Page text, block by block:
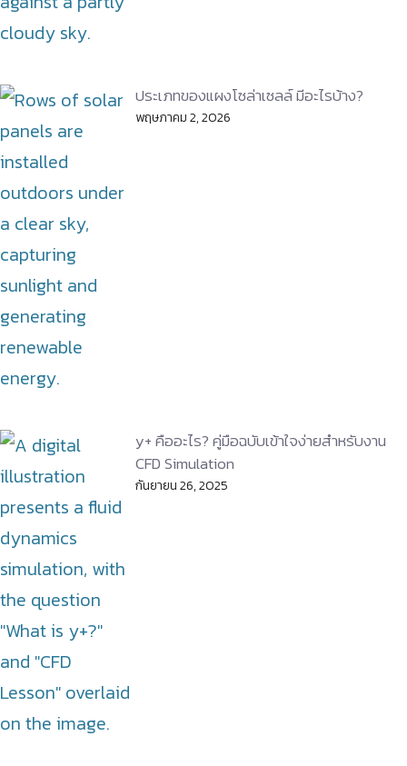
ประเภทของแผงโซล่าเซลล์ มีอะไรบ้าง?
พฤษภาคม 2, 2026
y+ คืออะไร? คู่มือฉบับเข้าใจง่ายสำหรับงาน
CFD Simulation
กันยายน 26, 2025